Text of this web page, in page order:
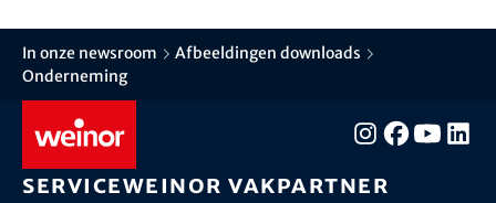
In onze newsroom
Afbeeldingen downloads
Onderneming
Serviceweinor vakpartner